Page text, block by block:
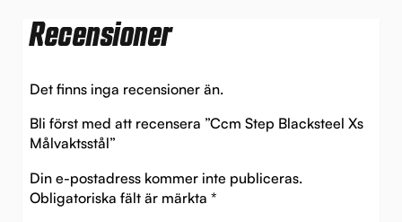
Recensioner
Det finns inga recensioner än.
Bli först med att recensera ”Ccm Step Blacksteel Xs
Målvaktsstål”
Din e-postadress kommer inte publiceras.
Obligatoriska fält är märkta *